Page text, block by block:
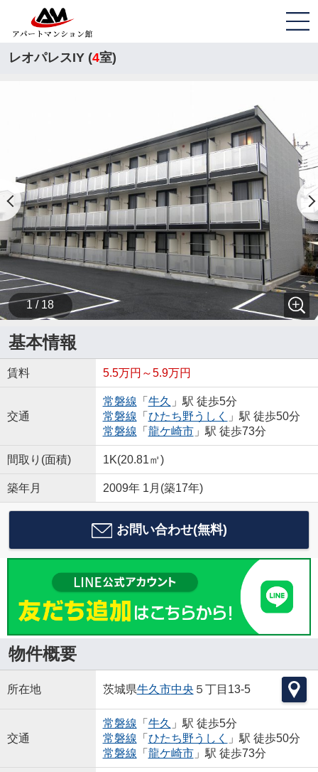
レオパレスIY (4室)
1 / 18
基本情報
賃料 5.5万円～5.9万円
交通
常磐線 「 牛久 」駅 徒歩5分
常磐線 「 ひたち野うしく
」駅 徒歩50分
常磐線 「 龍ケ崎市」駅 徒歩73分
間取り(面積) 1K(20.81㎡)
築年月 2009年 1月(築17年)
お問い合わせ(無料)
物件概要
所在地 茨城県牛久市中央 ５丁目13-5
交通
常磐線 「 牛久 」駅 徒歩5分
常磐線 「 ひたち野うしく
」駅 徒歩50分
常磐線 「 龍ケ崎市」駅 徒歩73分